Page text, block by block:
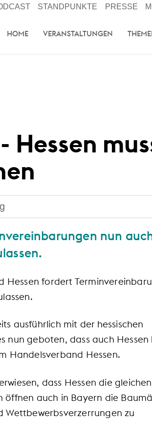
STANDPUNKTE PRESSE
HOME VERANSTALTUNGEN
nun
Hessen fordert
ausführlich mit der hessischen
nun geboten, dass auch Hessen
Handelsverband Hessen.
dass Hessen die gleichen
öffnen auch in Bayern die
Wettbewerbsverzerrungen zu